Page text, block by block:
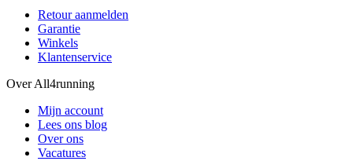
Retour aanmelden
Garantie
Winkels
Klantenservice
Over All4running
Mijn account
Lees ons blog
Over ons
Vacatures